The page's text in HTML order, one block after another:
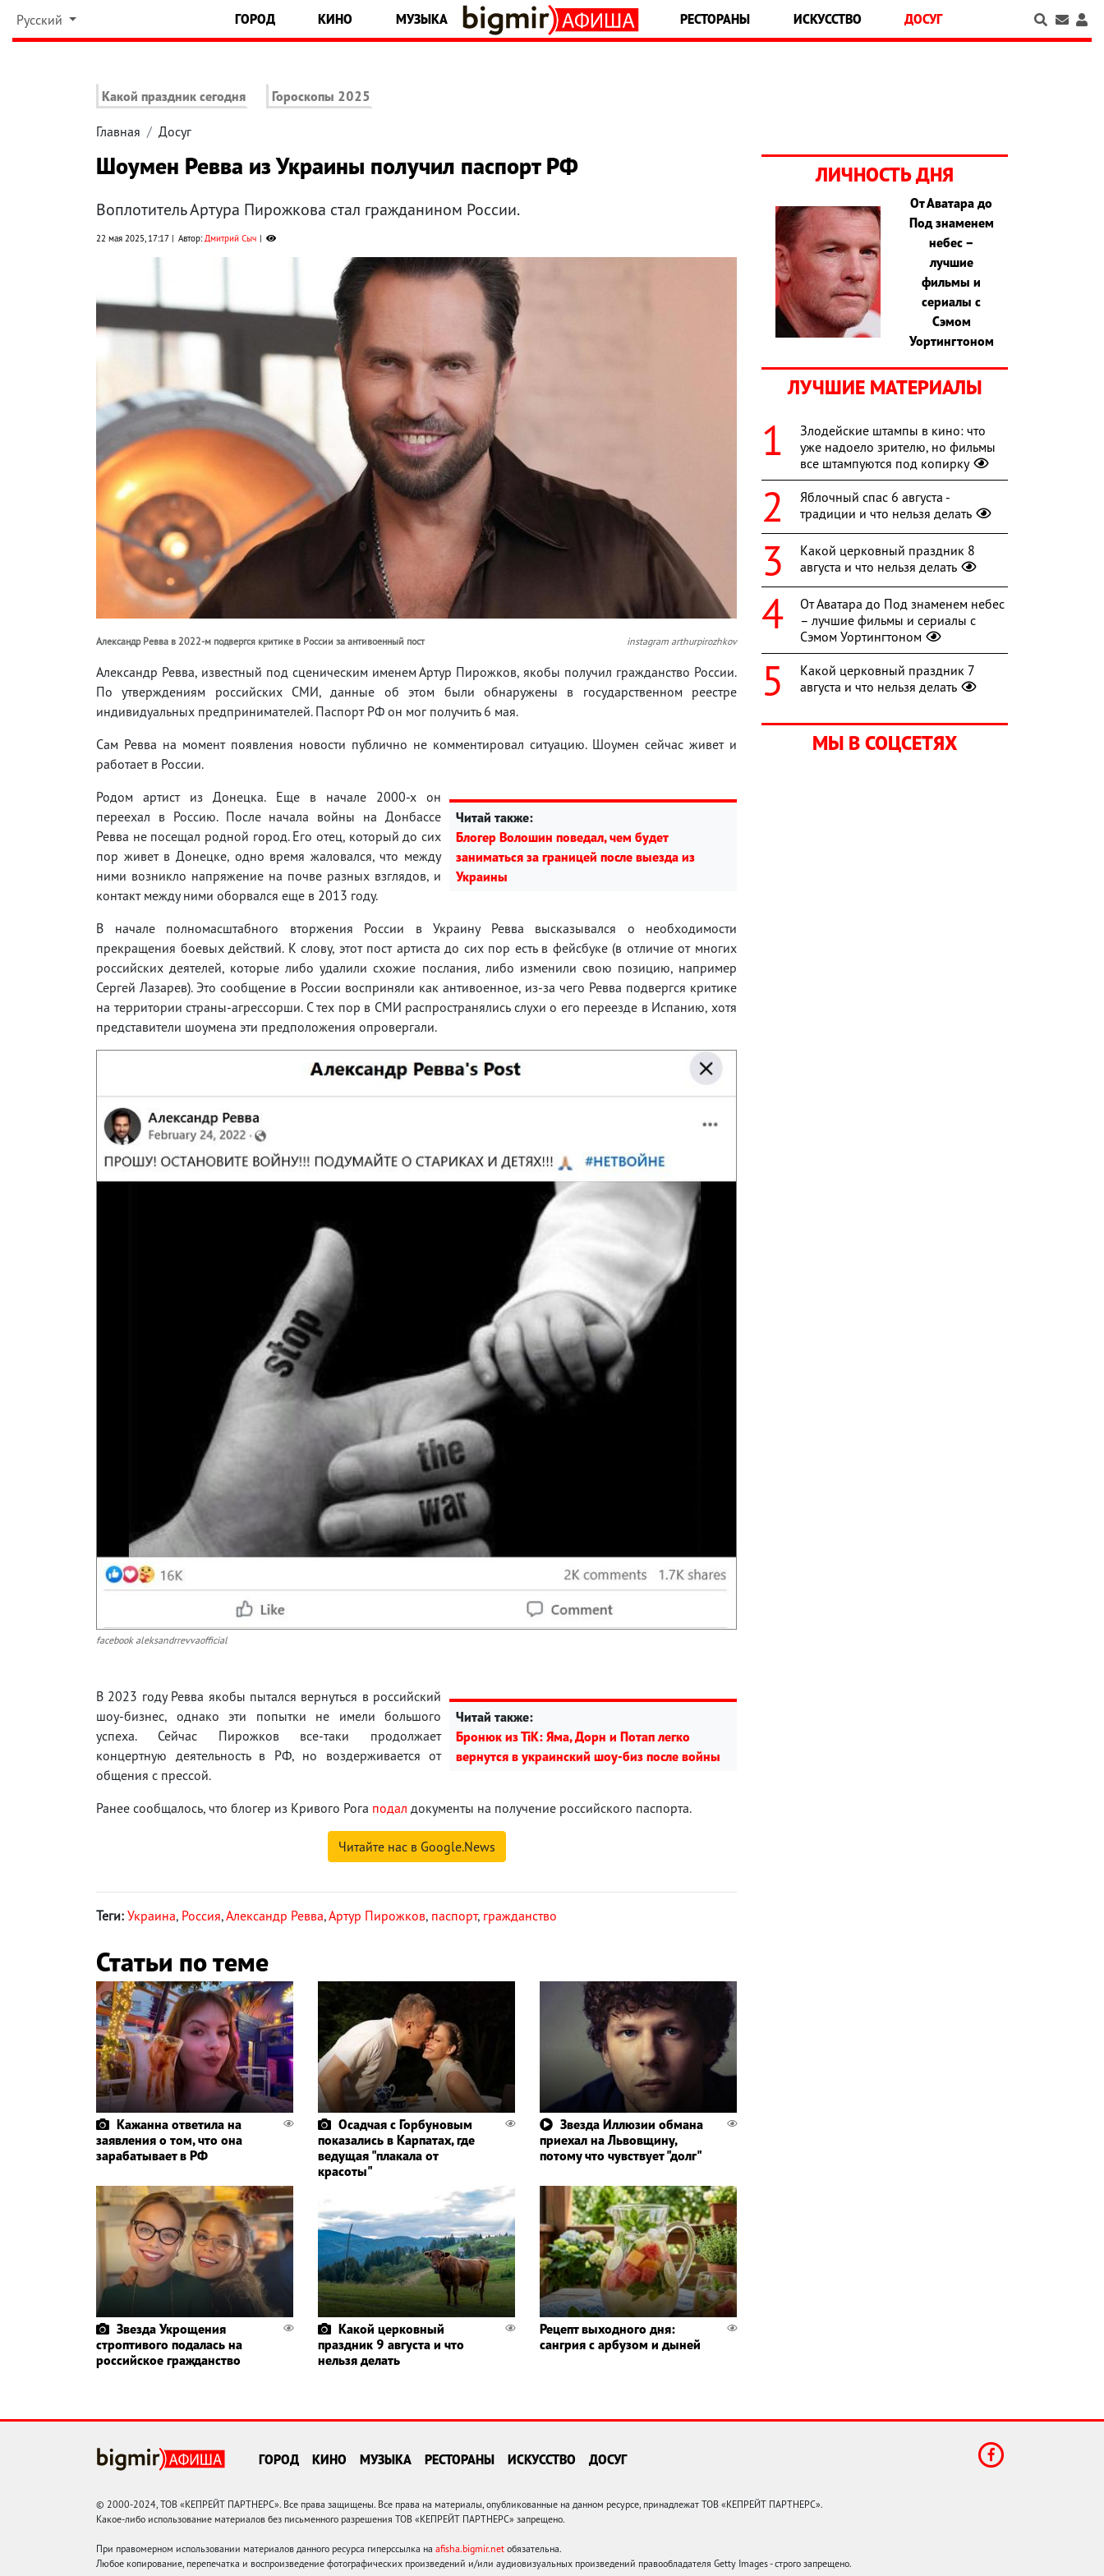
Русский ГОРОД КИНО МУЗЫКА РЕСТОРАНЫ ИСКУССТВО ДОСУГ
Какой праздник сегодня Гороскопы 2025
Главная Досуг
Шоумен Ревва из Украины получил паспорт РФ
Воплотитель Артура Пирожкова стал гражданином России.
22 мая 2025, 17:17 Автор:Дмитрий Сыч
Александр Ревва в 2022-м подвергся критике в России за антивоенный пост instagram arthurpirozhkov
Александр Ревва, известный под сценическим именем Артур Пирожков, якобы получил гражданство России.
По утверждениям российских СМИ, данные об этом были обнаружены в государственном реестре
индивидуальных предпринимателей. Паспорт РФ он мог получить 6 мая.
Сам Ревва на момент появления новости публично не комментировал ситуацию. Шоумен сейчас живет и
работает в России.
Читай также:
Блогер Волошин поведал, чем будет
заниматься за границей после выезда из
Украины
Родом артист из Донецка. Еще в начале 2000-х он
переехал в Россию. После начала войны на Донбассе
Ревва не посещал родной город. Его отец, который до сих
пор живет в Донецке, одно время жаловался, что между
ними возникло напряжение на почве разных взглядов, и
контакт между ними оборвался еще в 2013 году.
В начале полномасштабного вторжения России в Украину Ревва высказывался о необходимости
прекращения боевых действий. К слову, этот пост артиста до сих пор есть в фейсбуке (в отличие от многих
российских деятелей, которые либо удалили схожие послания, либо изменили свою позицию, например
Сергей Лазарев). Это сообщение в России восприняли как антивоенное, из-за чего Ревва подвергся критике
на территории страны-агрессорши. С тех пор в СМИ распространялись слухи о его переезде в Испанию, хотя
представители шоумена эти предположения опровергали.
facebook aleksandrrevvaofficial
Читай также:
Бронюк из ТіК: Яма, Дорн и Потап легко
вернутся в украинский шоу-биз после войны
В 2023 году Ревва якобы пытался вернуться в российский
шоу-бизнес, однако эти попытки не имели большого
успеха. Сейчас Пирожков все-таки продолжает
концертную деятельность в РФ, но воздерживается от
общения с прессой.
Ранее сообщалось, что блогер из Кривого Рога подал документы на получение российского паспорта.
Читайте нас в Google.News
Теги: Украина, Россия,Александр Ревва,Артур Пирожков, паспорт, гражданство
Статьи по теме
Кажанна ответила на
заявления о том, что она
зарабатывает в РФ
Осадчая с Горбуновым
показались в Карпатах, где
ведущая "плакала от
красоты"
Звезда Иллюзии обмана
приехал на Львовщину,
потому что чувствует "долг"
Звезда Укрощения
строптивого подалась на
российское гражданство
Какой церковный
праздник 9 августа и что
нельзя делать
Рецепт выходного дня:
сангрия с арбузом и дыней
ЛИЧНОСТЬ ДНЯ
От Аватара до
Под знаменем
небес –
лучшие
фильмы и
сериалы с
Сэмом
Уортингтоном
ЛУЧШИЕ МАТЕРИАЛЫ
Злодейские штампы в кино: что
уже надоело зрителю, но фильмы
все штампуются под копирку
Яблочный спас 6 августа -
традиции и что нельзя делать
Какой церковный праздник 8
августа и что нельзя делать
От Аватара до Под знаменем небес
– лучшие фильмы и сериалы с
Сэмом Уортингтоном
Какой церковный праздник 7
августа и что нельзя делать
МЫ В СОЦСЕТЯХ
ГОРОД КИНО МУЗЫКА РЕСТОРАНЫ ИСКУССТВО ДОСУГ
© 2000-2024, ТОВ «КЕПРЕЙТ ПАРТНЕРС». Все права защищены. Все права на материалы, опубликованные на данном ресурсе, принадлежат ТОВ «КЕПРЕЙТ ПАРТНЕРС».
Какое-либо использование материалов без письменного разрешения ТОВ «КЕПРЕЙТ ПАРТНЕРС» запрещено.
При правомерном использовании материалов данного ресурса гиперссылка на afisha.bigmir.net обязательна.
Любое копирование, перепечатка и воспроизведение фотографических произведений и/или аудиовизуальных произведений правообладателя Getty Images - строго запрещено.